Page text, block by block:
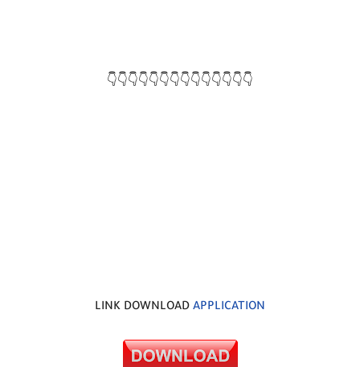
👇👇👇👇👇👇👇👇👇👇👇👇👇👇
LINK DOWNLOAD APPLICATION